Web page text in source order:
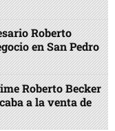
Roberto
en San Pedro
Roberto Becker
a la venta de